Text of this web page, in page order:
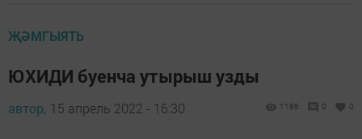
ҖӘМГЫЯТЬ
ЮХИДИ буенча утырыш узды
автор, 15 апрель 2022 - 16:30 1186 0 0